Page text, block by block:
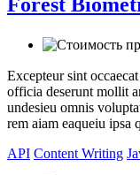
Forest
Excepteur sint
officia deserunt mollit
undesieu omnis
rem aiam eaqueiu ipsa
API Content Writing